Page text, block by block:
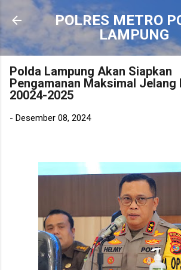
Langsung ke konten
POLRES METRO
LAMPUNG
Polda Lampung Akan Siapkan
Pengamanan Maksimal Jelang
20024-2025
- Desember 08, 2024